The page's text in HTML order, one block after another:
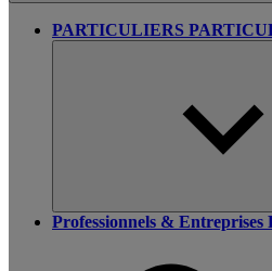
PARTICULIERS
Professionnels & Entreprises